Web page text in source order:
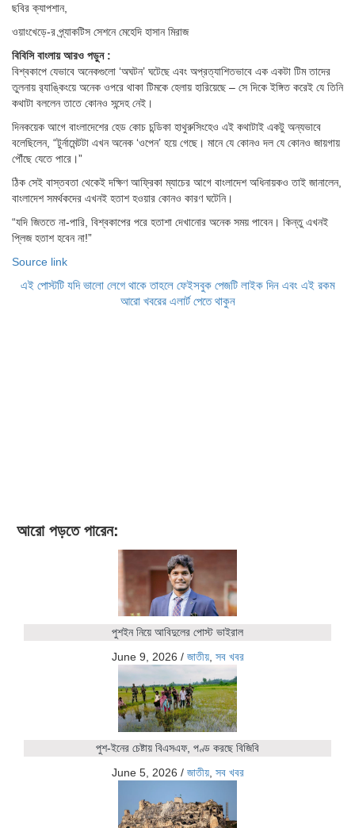
ছবির ক্যাপশান,
ওয়াংখেড়ে-র প্র্যাকটিস সেশনে মেহেদি হাসান মিরাজ
বিবিসি বাংলায় আরও পড়ুন :
বিশ্বকাপে যেভাবে অনেকগুলো ‘অঘটন’ ঘটেছে এবং অপ্রত্যাশিতভাবে এক একটা টিম তাদের
তুলনায় র‍্যাঙ্কিংয়ে অনেক ওপরে থাকা টিমকে হেলায় হারিয়েছে – সে দিকে ইঙ্গিত করেই যে তিনি
কথাটা বললেন তাতে কোনও সন্দেহ নেই।
দিনকয়েক আগে বাংলাদেশের হেড কোচ চন্ডিকা হাথুরুসিংহেও এই কথাটাই একটু অন্যভাবে
বলেছিলেন, “টুর্নামেন্টটা এখন অনেক ‘ওপেন’ হয়ে গেছে। মানে যে কোনও দল যে কোনও জায়গায়
পৌঁছে যেতে পারে।”
ঠিক সেই বাস্তবতা থেকেই দক্ষিণ আফ্রিকা ম্যাচের আগে বাংলাদেশ অধিনায়কও তাই জানালেন,
বাংলাদেশ সমর্থকদের এখনই হতাশ হওয়ার কোনও কারণ ঘটেনি।
“যদি জিততে না-পারি, বিশ্বকাপের পরে হতাশা দেখানোর অনেক সময় পাবেন। কিন্তু এখনই
প্লিজ হতাশ হবেন না!”
Source link
এই পোস্টটি যদি ভালো লেগে থাকে তাহলে ফেইসবুক পেজটি লাইক দিন এবং এই রকম
আরো খবরের এলার্ট পেতে থাকুন
আরো পড়তে পারেন:
পুশইন নিয়ে আবিদুলের পোস্ট ভাইরাল
June 9, 2026 / জাতীয়, সব খবর
পুশ-ইনের চেষ্টায় বিএসএফ, পণ্ড করছে বিজিবি
June 5, 2026 / জাতীয়, সব খবর